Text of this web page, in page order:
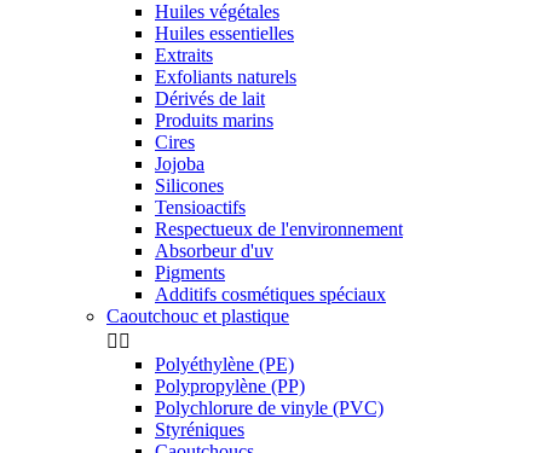
Huiles végétales
Huiles essentielles
Extraits
Exfoliants naturels
Dérivés de lait
Produits marins
Cires
Jojoba
Silicones
Tensioactifs
Respectueux de l'environnement
Absorbeur d'uv
Pigments
Additifs cosmétiques spéciaux
Caoutchouc et plastique
 
Polyéthylène (PE)
Polypropylène (PP)
Polychlorure de vinyle (PVC)
Styréniques